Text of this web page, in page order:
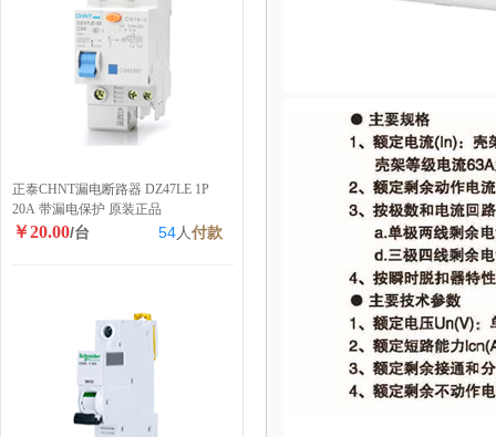
正泰CHNT漏电断路器 DZ47LE 1P
20A 带漏电保护 原装正品
￥20.00/台 54人付款